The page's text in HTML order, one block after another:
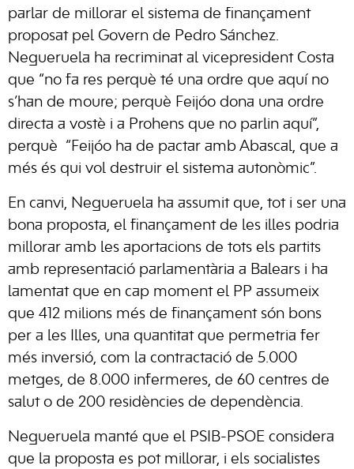
parlar de millorar el sistema de finançament
proposat pel Govern de Pedro Sánchez.
Negueruela ha recriminat al vicepresident Costa
que “no fa res perquè té una ordre que aquí no
s’han de moure; perquè Feijóo dona una ordre
directa a vostè i a Prohens que no parlin aquí”,
perquè “Feijóo ha de pactar amb Abascal, que a
més és qui vol destruir el sistema autonòmic”.
En canvi, Negueruela ha assumit que, tot i ser una
bona proposta, el finançament de les illes podria
millorar amb les aportacions de tots els partits
amb representació parlamentària a Balears i ha
lamentat que en cap moment el PP assumeix
que 412 milions més de finançament són bons
per a les Illes, una quantitat que permetria fer
més inversió, com la contractació de 5.000
metges, de 8.000 infermeres, de 60 centres de
salut o de 200 residències de dependència.
Negueruela manté que el PSIB-PSOE considera
que la proposta es pot millorar, i els socialistes